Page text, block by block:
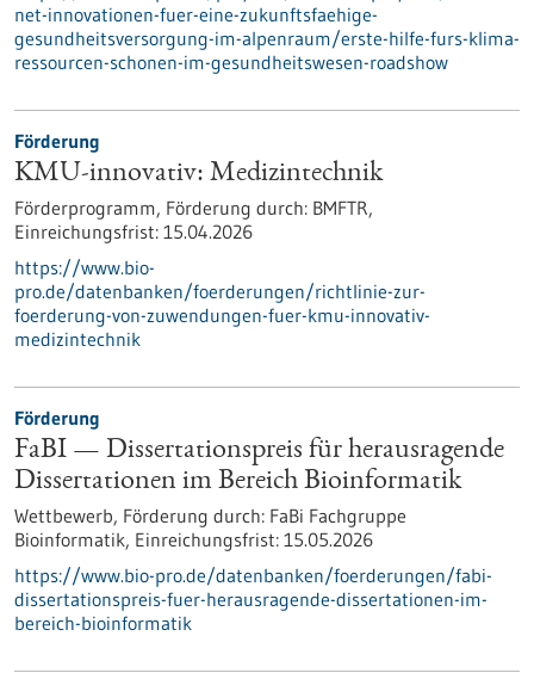
net-innovationen-fuer-eine-zukunftsfaehige-
gesundheitsversorgung-im-alpenraum/erste-hilfe-furs-klima-
ressourcen-schonen-im-gesundheitswesen-roadshow
Förderung
KMU-innovativ: Medizintechnik
Förderprogramm, Förderung durch: BMFTR,
Einreichungsfrist: 15.04.2026
https://www.bio-
pro.de/datenbanken/foerderungen/richtlinie-zur-
foerderung-von-zuwendungen-fuer-kmu-innovativ-
medizintechnik
Förderung
FaBI — Dissertationspreis für herausragende
Dissertationen im Bereich Bioinformatik
Wettbewerb, Förderung durch: FaBi Fachgruppe
Bioinformatik, Einreichungsfrist: 15.05.2026
https://www.bio-pro.de/datenbanken/foerderungen/fabi-
dissertationspreis-fuer-herausragende-dissertationen-im-
bereich-bioinformatik